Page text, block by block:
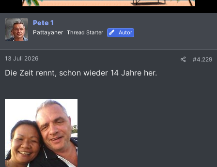
n
e
n
:
Pete 1
Pattayaner Thread Starter Autor
13 Juli 2026 #4.229
Die Zeit rennt, schon wieder 14 Jahre her.